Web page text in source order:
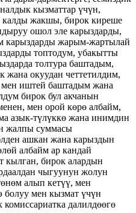
кызматтар үчүн,
жакшы, бирок киреше
ошол эле карыздарды,
карыздарды жарым-жартылай
топтодум, убакытты
толтура баштадым,
окуудан четтетилдим,
мен иштей баштадым жана
бирок бул акчанын
мен орой көрө албайм,
азык-түлүккө жана инимдин
жалпы суммасы
ашкан жана карыздын
албайм ар кандай
кылган, бирок алардын
чыгуунун жолун
алып кетүү, мен
болуу мен кызмат үчүн
далилдөөгө